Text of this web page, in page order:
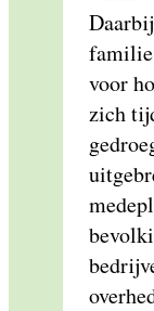
voor
zich